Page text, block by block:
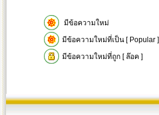
มีข้อความใหม่
มีข้อความใหม่ที่เป็น [ Popular ]
มีข้อความใหม่ที่ถูก [ ล๊อค ]